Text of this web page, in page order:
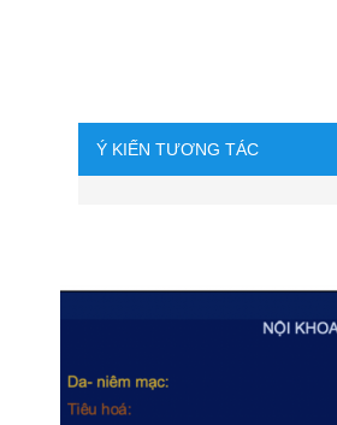
Ý KIẾN TƯƠNG TÁC